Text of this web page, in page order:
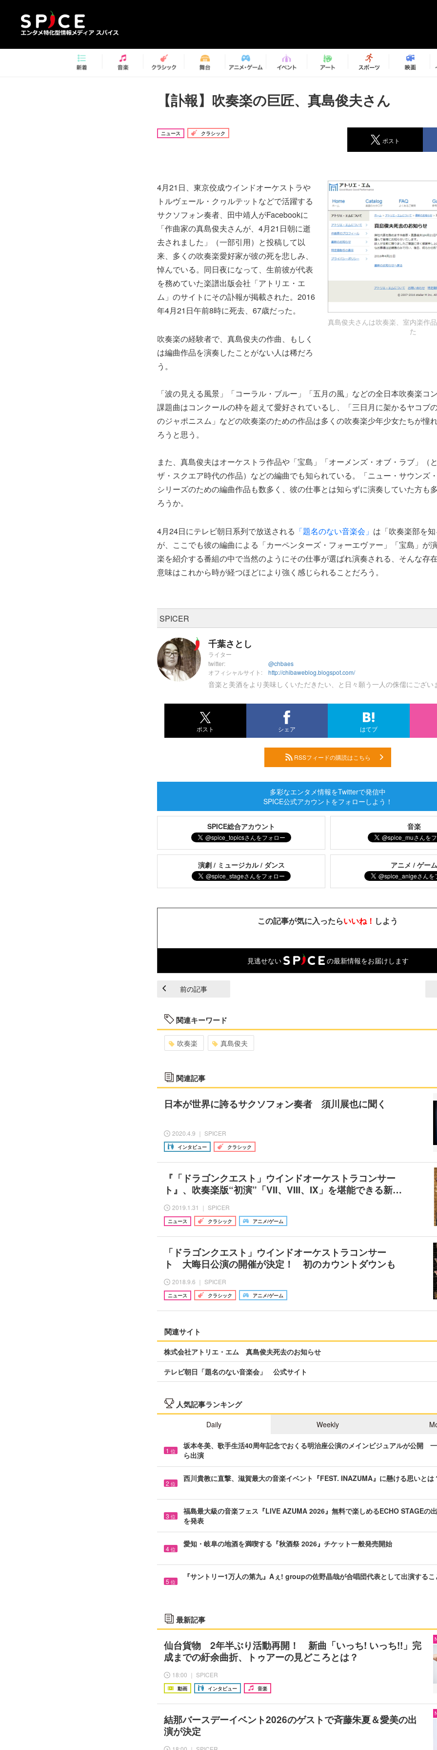
【訃報】吹奏楽の巨匠、真島俊夫さん
ニュース クラシック
ポスト
真島俊夫さんは吹奏楽、室内楽作
た
4月21日、東京佼成ウインドオーケストラや
トルヴェール・クヮルテットなどで活躍する
サクソフォン奏者、田中靖人がFacebookに
「作曲家の真島俊夫さんが、4月21日朝に逝
去されました」（一部引用）と投稿して以
来、多くの吹奏楽愛好家が彼の死を悲しみ、
悼んでいる。同日夜になって、生前彼が代表
を務めていた楽譜出版会社「アトリエ・エ
ム」のサイトにその訃報が掲載された。2016
年4月21日午前8時に死去、67歳だった。
吹奏楽の経験者で、真島俊夫の作曲、もしく
は編曲作品を演奏したことがない人は稀だろ
う。
「波の見える風景」「コーラル・ブルー」「五月の風」などの全日本吹奏楽コ
課題曲はコンクールの枠を超えて愛好されているし、「三日月に架かるヤコブ
のジャポニスム」などの吹奏楽のための作品は多くの吹奏楽少年少女たちが憧
ろうと思う。
また、真島俊夫はオーケストラ作品や「宝島」「オーメンズ・オブ・ラブ」（
ザ・スクエア時代の作品）などの編曲でも知られている。「ニュー・サウンズ
シリーズのための編曲作品も数多く、彼の仕事とは知らずに演奏していた方も
ろうか。
4月24日にテレビ朝日系列で放送される 「題名のない音楽会」 は「吹奏楽部を
が、ここでも彼の編曲による「カーペンターズ・フォーエヴァー」「宝島」が
楽を紹介する番組の中で当然のようにその仕事が選ばれ演奏される、そんな存
意味はこれから時が経つほどにより強く感じられることだろう。
SPICER
千葉さとし
ライター
twitter:
@chbaes
オフィシャルサイト:
http://chibaweblog.blogspot.com/
音楽と美酒をより美味しくいただきたい、と日々願う一人の侏儒にござい
ポスト シェア はてブ
RSSフィードの購読はこちら
多彩なエンタメ情報をTwitterで発信中
SPICE公式アカウントをフォローしよう！
SPICE総合アカウント 音楽
演劇 / ミュージカル / ダンス アニメ / ゲー
この記事が気に入ったらいいね！ しよう
見逃せない の最新情報をお届けします
前の記事
関連キーワード
吹奏楽 真島俊夫
関連記事
日本が世界に誇るサクソフォン奏者 須川展也に聞く
2020.4.9 ｜ SPICER
インタビュー クラシック
『「ドラゴンクエスト」ウインドオーケストラコンサー
ト』、吹奏楽版“初演”「VII、VIII、IX」を堪能できる新…
2019.1.31 ｜ SPICER
ニュース クラシック アニメ/ゲーム
「ドラゴンクエスト」ウインドオーケストラコンサー
ト 大晦日公演の開催が決定！ 初のカウントダウンも
2018.9.6 ｜ SPICER
ニュース クラシック アニメ/ゲーム
関連サイト
株式会社アトリエ・エム 真島俊夫死去のお知らせ
テレビ朝日「題名のない音楽会」 公式サイト
人気記事ランキング
Daily Weekly
1 位
坂本冬美、歌手生活40周年記念でおくる明治座公演のメインビジュアルが公開
ら出演
2 位
西川貴教に直撃、滋賀最大の音楽イベント『FEST. INAZUMA』に懸ける思いとは
3 位
福島最大級の音楽フェス『LIVE AZUMA 2026』無料で楽しめるECHO STAGEの
を発表
4 位
愛知・岐阜の地酒を満喫する『秋酒祭 2026』チケット一般発売開始
5 位
『サントリー1万人の第九』Aぇ! groupの佐野晶哉が合唱団代表として出演する
最新記事
仙台貨物 2年半ぶり活動再開！ 新曲「いっち! いっち!!」完
成までの紆余曲折、トゥアーの見どころとは？
18:00 ｜ SPICER
動画 インタビュー 音楽
結那バースデーイベント2026のゲストで斉藤朱夏＆愛美の出
演が決定